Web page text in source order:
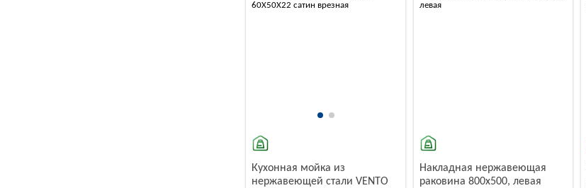
Кухонная мойка из
нержавеющей стали VENTO
Накладная нержавеющая
раковина 800x500, левая